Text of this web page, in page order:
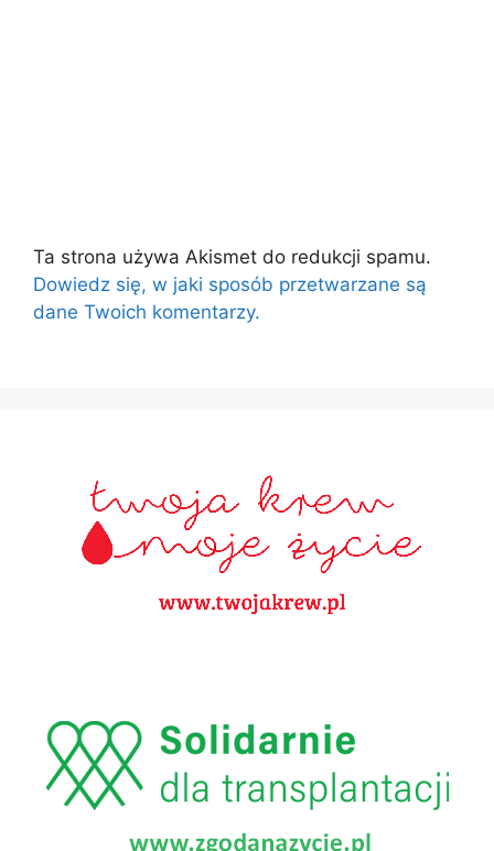
Ta strona używa Akismet do redukcji spamu.
Dowiedz się, w jaki sposób przetwarzane są
dane Twoich komentarzy.